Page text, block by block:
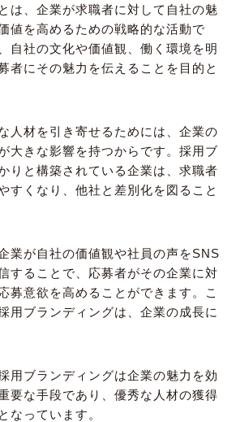
は、企業が求職者に対して自社の魅
値を高めるための戦略的な活動で
自社の文化や価値観、働く環境を明
者にその魅力を伝えることを目的と
人材を引き寄せるためには、企業の
大きな影響を持つからです。採用ブ
りと構築されている企業は、求職者
すくなり、他社と差別化を図ること
業が自社の価値観や社員の声をSNS
することで、応募者がその企業に対
募意欲を高めることができます。こ
用ブランディングは、企業の成長に
用ブランディングは企業の魅力を効
要な手段であり、優秀な人材の獲得
なっています。